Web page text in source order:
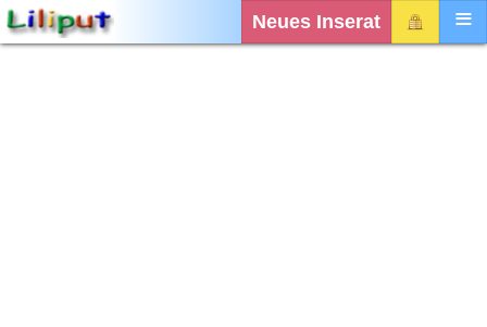
Neues Inserat